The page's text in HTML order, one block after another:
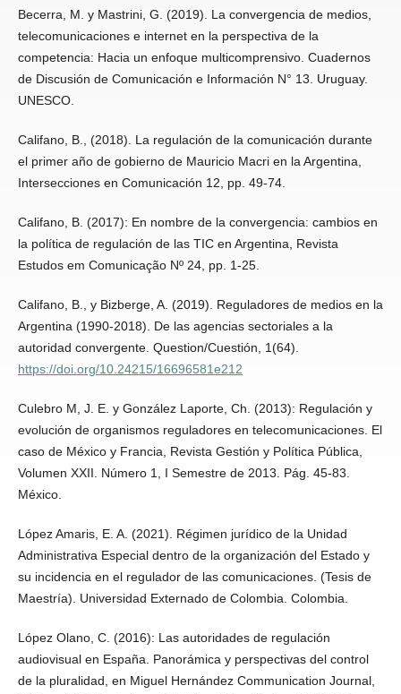
Becerra, M. y Mastrini, G. (2019). La convergencia de medios,
telecomunicaciones e internet en la perspectiva de la
competencia: Hacia un enfoque multicomprensivo. Cuadernos
de Discusión de Comunicación e Información N° 13. Uruguay.
UNESCO.
Califano, B., (2018). La regulación de la comunicación durante
el primer año de gobierno de Mauricio Macri en la Argentina,
Intersecciones en Comunicación 12, pp. 49-74.
Califano, B. (2017): En nombre de la convergencia: cambios en
la política de regulación de las TIC en Argentina, Revista
Estudos em Comunicação Nº 24, pp. 1-25.
Califano, B., y Bizberge, A. (2019). Reguladores de medios en la
Argentina (1990-2018). De las agencias sectoriales a la
autoridad convergente. Question/Cuestión, 1(64).
https://doi.org/10.24215/16696581e212
Culebro M, J. E. y González Laporte, Ch. (2013): Regulación y
evolución de organismos reguladores en telecomunicaciones. El
caso de México y Francia, Revista Gestión y Política Pública,
Volumen XXII. Número 1, I Semestre de 2013. Pág. 45-83.
México.
López Amaris, E. A. (2021). Régimen jurídico de la Unidad
Administrativa Especial dentro de la organización del Estado y
su incidencia en el regulador de las comunicaciones. (Tesis de
Maestría). Universidad Externado de Colombia. Colombia.
López Olano, C. (2016): Las autoridades de regulación
audiovisual en España. Panorámica y perspectivas del control
de la pluralidad, en Miguel Hernández Communication Journal,